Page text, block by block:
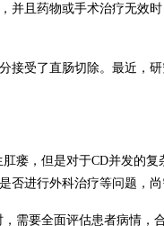
并且药物或手术治疗无效
接受了直肠切除。最近，
瘘，但是对于CD并发的
否进行外科治疗等问题，尚
需要全面评估患者病情，